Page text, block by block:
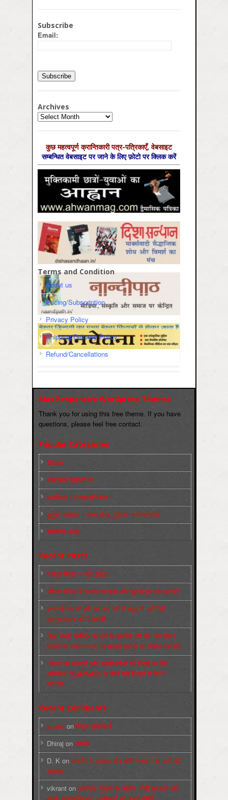
Subscribe
Email:
Archives
Archives
कुछ महत्‍वपूर्ण क्रान्तिकारी पत्र-पत्रिकाएँ, वेबसाइट
सम्‍बन्धित वेबसाइट पर जाने के लिए फ़ोटो पर क्लिक करें
Terms and Condition
About us
Pricing/Subscription
Privacy Policy
Shipping/Delivery Policy
Refund/Cancellations
Max Responsive Wordpress Themse
Thank you for using this free theme. If you have
questions, please feel free contact.
Popular Categories
Slider
कारख़ाना इलाक़ों से
फ़ासीवाद / साम्‍प्रदायिकता
बुर्जुआ जनवाद – दमन तंत्र, पुलिस, न्‍यायपालिका
संघर्षरत जनता
Recent Posts
मज़दूर बिगुल – जून 2026
पश्चिम बंगाल में भाजपा सरकार और बुलडोज़र का आतंक!
अमानवीयता की हदें पार कर रही है क्यूबा में अमेरिकी
साम्राज्यवाद की घेराबन्दी
शिक्षा मंत्री धर्मेन्द्र प्रधान के इस्तीफ़े की माँग को लेकर
दिल्ली के जन्तर-मन्तर पर छात्रों-युवाओं का विरोध प्रदर्शन
‘नोएडा के मज़दूरों और कार्यकर्ताओं की रिहाई के लिए
अभियान’ (CaRWAN) के बैनर तले दिल्ली में विरोध
प्रदर्शन
Recent Comments
sneha on बिगुल पुस्तिकाएँ
Dhiraj on सम्पर्क
D. K on कश्मीर के हालात और मोदी सरकार के दावों की
सच्चाई
vikrant onकर्नाटक चुनावों के नतीजे, मोदी सरकार की
बढ़ती अलोकप्रियता, फ़ासिस्टों की बढ़ती बेचैनी,